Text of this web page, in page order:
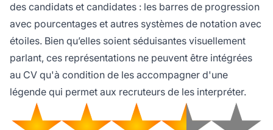
des candidats et candidates : les barres de progression
avec pourcentages et autres systèmes de notation avec
étoiles. Bien qu’elles soient séduisantes visuellement
parlant, ces représentations ne peuvent être intégrées
au CV qu'à condition de les accompagner d'une
légende qui permet aux recruteurs de les interpréter.